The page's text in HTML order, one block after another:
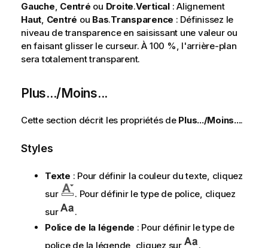
Gauche, Centré ou Droite.Vertical: Alignement
Haut, Centré ou Bas.Transparence : Définissez le
niveau de transparence en saisissant une valeur ou
en faisant glisser le curseur. À 100 %, l'arrière-plan
sera totalement transparent.
Plus.../Moins...
Cette section décrit les propriétés de Plus.../Moins....
Styles
Texte : Pour définir la couleur du texte, cliquez
sur
. Pour définir le type de police, cliquez
sur
.
Police de la légende : Pour définir le type de
police de la légende, cliquez sur
.